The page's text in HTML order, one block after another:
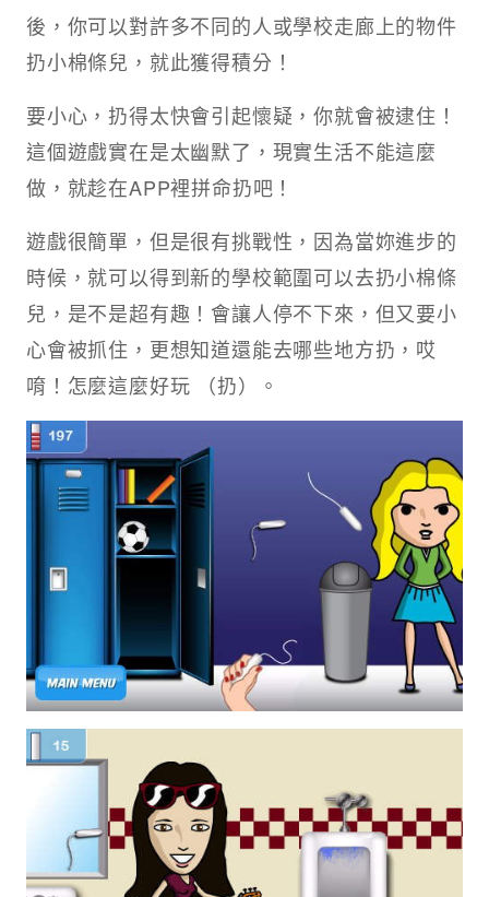
後，你可以對許多不同的人或學校走廊上的物件
扔小棉條兒，就此獲得積分！
要小心，扔得太快會引起懷疑，你就會被逮住！
這個遊戲實在是太幽默了，現實生活不能這麼
做，就趁在APP裡拼命扔吧！
遊戲很簡單，但是很有挑戰性，因為當妳進步的
時候，就可以得到新的學校範圍可以去扔小棉條
兒，是不是超有趣！會讓人停不下來，但又要小
心會被抓住，更想知道還能去哪些地方扔，哎
唷！怎麼這麼好玩 （扔）。